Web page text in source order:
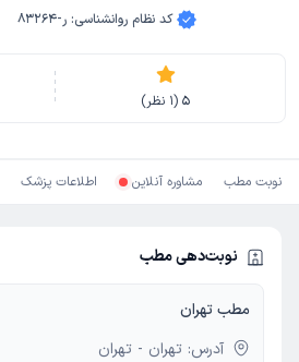
کد نظام روانشناسی: ر-83264
5
(
1 نظر)
نوبت مطب مشاوره آنلاین اطلاعات پزشک
نوبت‌دهی مطب
مطب تهران
آدرس: تهران - تهران